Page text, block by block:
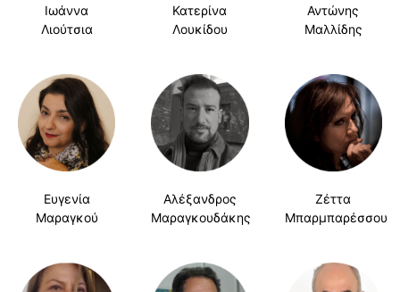
Ιωάννα
Λιούτσια
Κατερίνα
Λουκίδου
Αντώνης
Μαλλίδης
Ευγενία
Μαραγκού
Αλέξανδρος
Μαραγκουδάκης
Ζέττα
Μπαρμπαρέσσου